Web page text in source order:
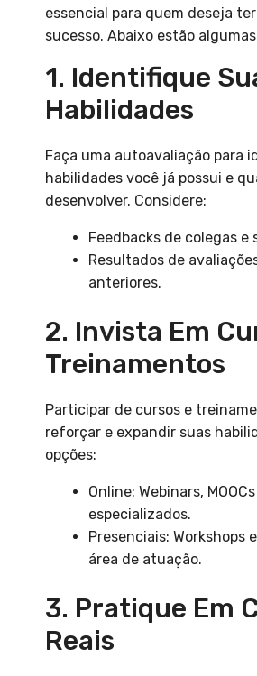
essencial para quem deseja
sucesso. Abaixo estão
1. Identifique
Habilidades
Faça uma autoavaliação para
habilidades você já possui e
desenvolver. Considere:
Feedbacks de colegas e
Resultados de
anteriores.
2. Invista Em
Treinamentos
Participar de cursos e
reforçar e expandir suas
opções:
Online: Webinars,
especializados.
Presenciais: Workshops
área de atuação.
3. Pratique Em
Reais